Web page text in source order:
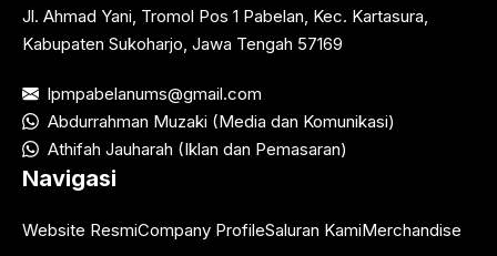
Jl. Ahmad Yani, Tromol Pos 1 Pabelan, Kec. Kartasura,
Kabupaten Sukoharjo, Jawa Tengah 57169
lpmpabelanums@gmail.com
Abdurrahman Muzaki (Media dan Komunikasi)
Athifah Jauharah (Iklan dan Pemasaran)
Navigasi
Website ResmiCompany ProfileSaluran KamiMerchandise